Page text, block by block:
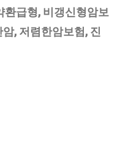
환급형, 비갱신형암보
암, 저렴한암보험 , 진